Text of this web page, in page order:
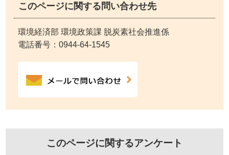
このページに関する問い合わせ先
環境経済部 環境政策課 脱炭素社会推進係
電話番号：0944-64-1545
このページに関するアンケート